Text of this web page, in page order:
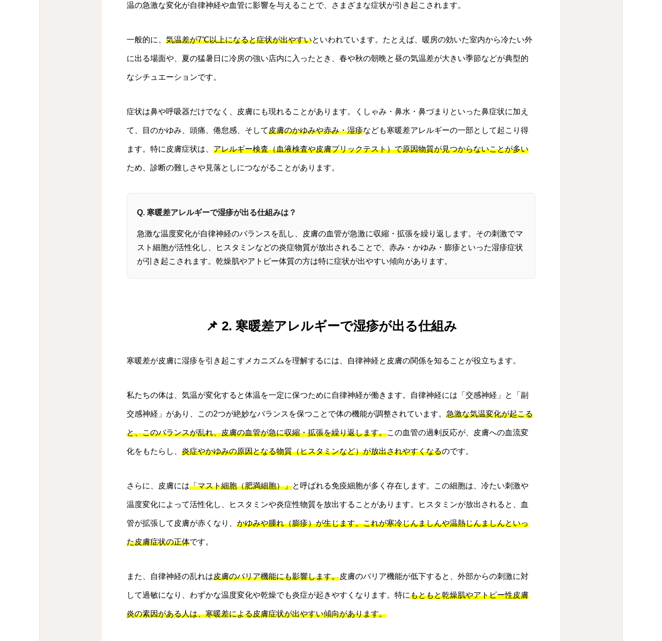
温の急激な変化が自律神経や血管に影響を与えることで、さまざまな症状が引き起こされます。
一般的に、 気温差が7℃以上になると症状が出やすいといわれています。たとえば、暖房の効いた室内から冷たい外
に出る場面や、夏の猛暑日に冷房の強い店内に入ったとき、春や秋の朝晩と昼の気温差が大きい季節などが典型的
なシチュエーションです。
症状は鼻や呼吸器だけでなく、皮膚にも現れることがあります。くしゃみ・鼻水・鼻づまりといった鼻症状に加え
て、目のかゆみ、頭痛、倦怠感、そして皮膚のかゆみや赤み・湿疹なども寒暖差アレルギーの一部として起こり得
ます。特に皮膚症状は、 アレルギー検査（血液検査や皮膚プリックテスト）で原因物質が見つからないことが多い
ため、診断の難しさや見落としにつながることがあります。
Q. 寒暖差アレルギーで湿疹が出る仕組みは？
急激な温度変化が自律神経のバランスを乱し、皮膚の血管が急激に収縮・拡張を繰り返します。その刺激でマ
スト細胞が活性化し、ヒスタミンなどの炎症物質が放出されることで、赤み・かゆみ・膨疹といった湿疹症状
が引き起こされます。乾燥肌やアトピー体質の方は特に症状が出やすい傾向があります。
📌 2. 寒暖差アレルギーで湿疹が出る仕組み
寒暖差が皮膚に湿疹を引き起こすメカニズムを理解するには、自律神経と皮膚の関係を知ることが役立ちます。
私たちの体は、気温が変化すると体温を一定に保つために自律神経が働きます。自律神経には「交感神経」と「副
交感神経」があり、この2つが絶妙なバランスを保つことで体の機能が調整されています。 急激な気温変化が起こる
と、このバランスが乱れ、皮膚の血管が急に収縮・拡張を繰り返します。この血管の過剰反応が、皮膚への血流変
化をもたらし、 炎症やかゆみの原因となる物質（ヒスタミンなど）が放出されやすくなるのです。
さらに、皮膚には「マスト細胞（肥満細胞）」と呼ばれる免疫細胞が多く存在します。この細胞は、冷たい刺激や
温度変化によって活性化し、ヒスタミンや炎症性物質を放出することがあります。ヒスタミンが放出されると、血
管が拡張して皮膚が赤くなり、 かゆみや腫れ（膨疹）が生じます。これが寒冷じんましんや温熱じんましんといっ
た皮膚症状の正体です。
また、自律神経の乱れは皮膚のバリア機能にも影響します。皮膚のバリア機能が低下すると、外部からの刺激に対
して過敏になり、わずかな温度変化や乾燥でも炎症が起きやすくなります。特にもともと乾燥肌やアトピー性皮膚
炎の素因がある人は、寒暖差による皮膚症状が出やすい傾向があります。